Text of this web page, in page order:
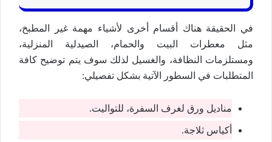
في الحقيقة هناك أقسام أخرى لأشياء مهمة غير المطبخ،
مثل معطرات البيت والحمام، الصيدلية المنزلية،
ومستلزمات النظافة، والغسيل لذلك سوف يتم توضيح كافة
المتطلبات في السطور الآتية بشكل تفصيلي:
مناديل ورق لغرف السفرة، للتواليت.
أكياس ثلاجة.